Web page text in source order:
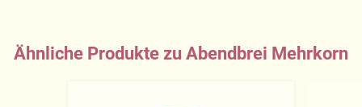
Ähnliche Produkte zu Abendbrei Mehrkorn